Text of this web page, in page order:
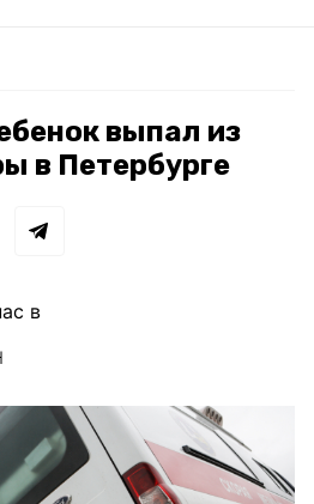
выпал из
в Петербурге
в